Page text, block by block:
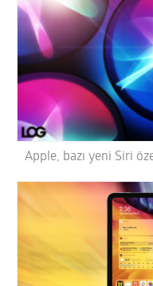
Apple, bazı yeni Siri